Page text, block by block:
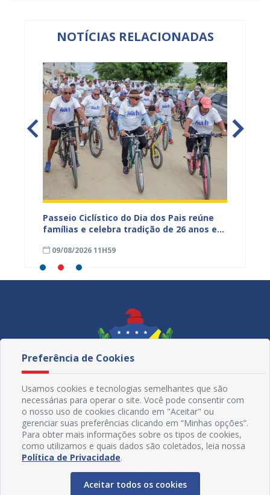
NOTÍCIAS RELACIONADAS
Passeio Ciclístico do Dia dos Pais reúne
famílias e celebra tradição de 26 anos em
09/08/2026 11H59
Redes Sociais
Preferência de Cookies
Usamos cookies e tecnologias semelhantes que são
necessárias para operar o site. Você pode consentir com
o nosso uso de cookies clicando em "Aceitar" ou
gerenciar suas preferências clicando em “Minhas opções”.
Para obter mais informações sobre os tipos de cookies,
como utilizamos e quais dados são coletados, leia nossa
Política de Privacidade.
Aceitar todos os cookies